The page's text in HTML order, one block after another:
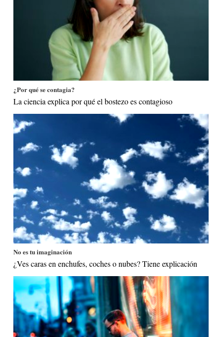
¿Por qué se contagia?
La ciencia explica por qué el bostezo es contagioso
No es tu imaginación
¿Ves caras en enchufes, coches o nubes? Tiene explicación